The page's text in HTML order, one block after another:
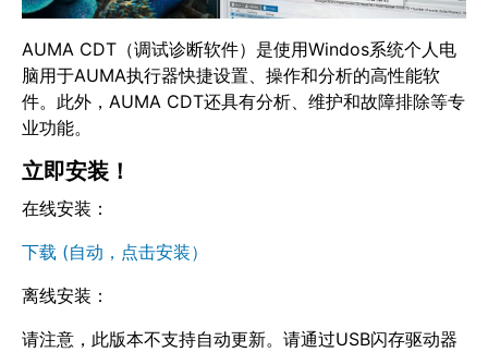
AUMA CDT（调试诊断软件）是使用Windos系统个人电
脑用于AUMA执行器快捷设置、操作和分析的高性能软
件。此外，AUMA CDT还具有分析、维护和故障排除等专
业功能。
立即安装！
在线安装：
下载 (自动，点击安装）
离线安装：
请注意，此版本不支持自动更新。请通过USB闪存驱动器